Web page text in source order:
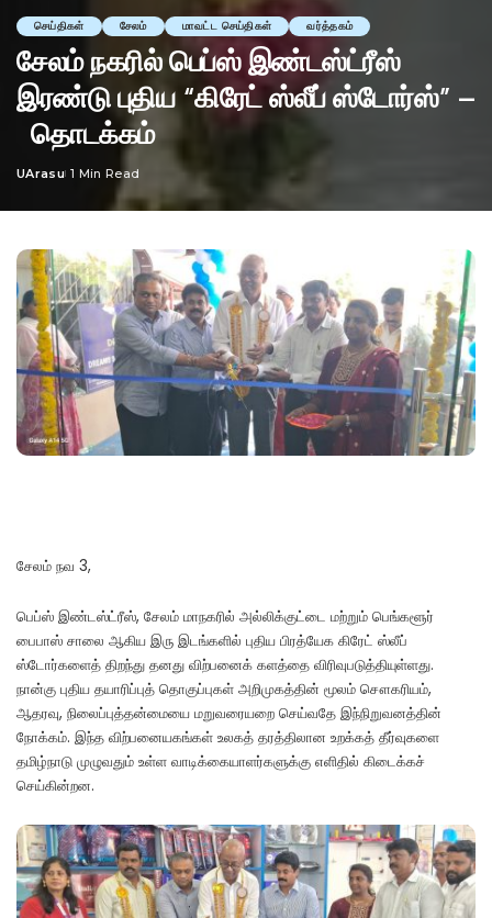
செய்திகள் சேலம் மாவட்ட செய்திகள் வர்த்தகம்
சேலம் நகரில் பெப்ஸ் இண்டஸ்ட்ரீஸ்
இரண்டு புதிய “கிரேட் ஸ்லீப் ஸ்டோர்ஸ்” –
தொடக்கம்
Posted
UArasu 1 Min Read
சேலம் நவ 3,
பெப்ஸ் இண்டஸ்ட்ரீஸ், சேலம் மாநகரில் அல்லிக்குட்டை மற்றும் பெங்களூர்
பைபாஸ் சாலை ஆகிய இரு இடங்களில் புதிய பிரத்யேக கிரேட் ஸ்லீப்
ஸ்டோர்களைத் திறந்து தனது விற்பனைக் களத்தை விரிவுபடுத்தியுள்ளது.
நான்கு புதிய தயாரிப்புத் தொகுப்புகள் அறிமுகத்தின் மூலம் சௌகரியம்,
ஆதரவு, நிலைப்புத்தன்மையை மறுவரையறை செய்வதே இந்நிறுவனத்தின்
நோக்கம். இந்த விற்பனையகங்கள் உலகத் தரத்திலான உறக்கத் தீர்வுகளை
தமிழ்நாடு முழுவதும் உள்ள வாடிக்கையாளர்களுக்கு எளிதில் கிடைக்கச்
செய்கின்றன.